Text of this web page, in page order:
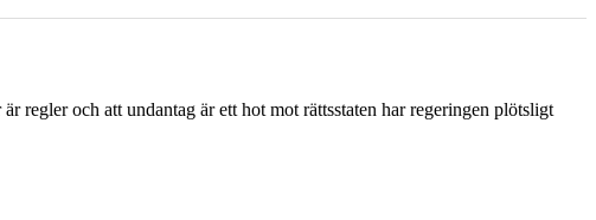
regler och att undantag är ett hot mot rättsstaten har regeringen plötsligt